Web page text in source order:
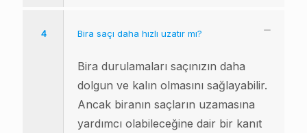
4 Bira saçı daha hızlı uzatır mı?
Bira durulamaları saçınızın daha
dolgun ve kalın olmasını sağlayabilir.
Ancak biranın saçların uzamasına
yardımcı olabileceğine dair bir kanıt